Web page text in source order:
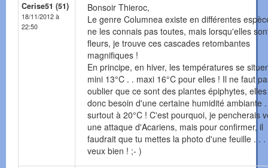
Cerise51 (51)
18/11/2012 à
22:50
Bonsoir Thieroc,
Le genre Columnea existe en différentes
ne les connais pas toutes, mais lorsqu'elles
fleurs, je trouve ces cascades retombantes
magnifiques !
En principe, en hiver, les températures se
mini 13°C . . maxi 16°C pour elles ! Il ne faut
oublier que ce sont des plantes épiphytes,
donc besoin d'une certaine humidité ambiante
surtout à 20°C ! C'est pourquoi, je pencherais
une attaque d'Acariens, mais pour confirmer, il
faudrait que tu mettes la photo d'une feuille . . .
veux bien ! ;- )